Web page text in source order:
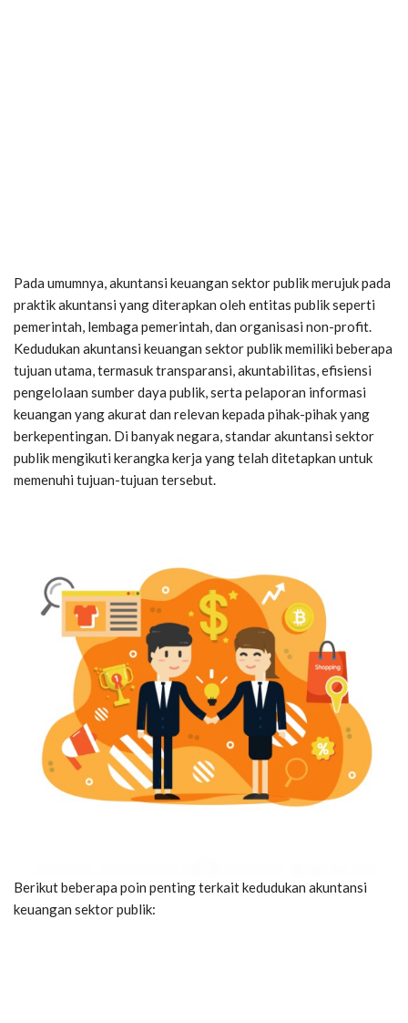
Pada umumnya, akuntansi keuangan sektor publik merujuk pada
praktik akuntansi yang diterapkan oleh entitas publik seperti
pemerintah, lembaga pemerintah, dan organisasi non-profit.
Kedudukan akuntansi keuangan sektor publik memiliki beberapa
tujuan utama, termasuk transparansi, akuntabilitas, efisiensi
pengelolaan sumber daya publik, serta pelaporan informasi
keuangan yang akurat dan relevan kepada pihak-pihak yang
berkepentingan. Di banyak negara, standar akuntansi sektor
publik mengikuti kerangka kerja yang telah ditetapkan untuk
memenuhi tujuan-tujuan tersebut.
Berikut beberapa poin penting terkait kedudukan akuntansi
keuangan sektor publik: